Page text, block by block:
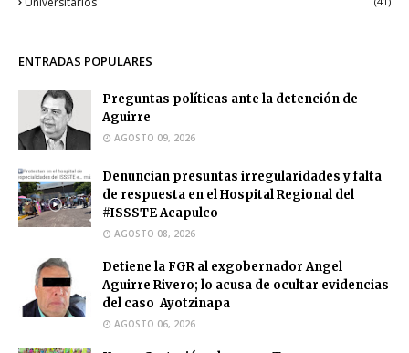
ENTRADAS POPULARES
Preguntas políticas ante la detención de
Aguirre
AGOSTO 09, 2026
Denuncian presuntas irregularidades y falta
de respuesta en el Hospital Regional del
#ISSSTE Acapulco
AGOSTO 08, 2026
Detiene la FGR al exgobernador Angel
Aguirre Rivero; lo acusa de ocultar evidencias
del caso Ayotzinapa
AGOSTO 06, 2026